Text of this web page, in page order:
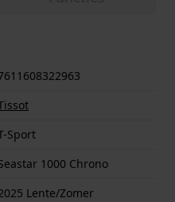
Sport
1000 Chrono
Lente/Zomer